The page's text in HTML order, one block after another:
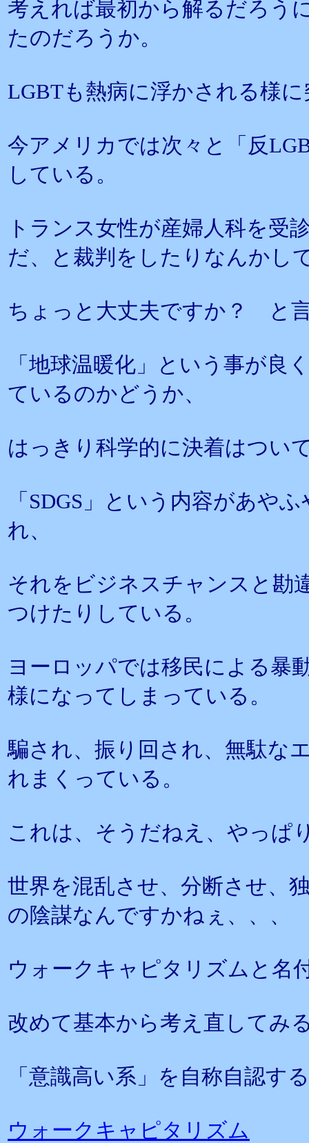
考えれば最初から解るだろう
たのだろうか。
LGBTも熱病に浮かされる様
今アメリカでは次々と「反
している。
トランス女性が産婦人科を受
だ、と裁判をしたりなんかし
ちょっと大丈夫ですか？ と
「地球温暖化」という事が良
ているのかどうか、
はっきり科学的に決着はつい
「SDGS」という内容があや
れ、
それをビジネスチャンスと勘
つけたりしている。
ヨーロッパでは移民による暴
様になってしまっている。
騙され、振り回され、無駄な
れまくっている。
これは、そうだねえ、やっぱ
世界を混乱させ、分断させ、
の陰謀なんですかねぇ、、、
ウォークキャピタリズムと名
改めて基本から考え直してみ
「意識高い系」を自称自認す
ウォークキャピタリズム